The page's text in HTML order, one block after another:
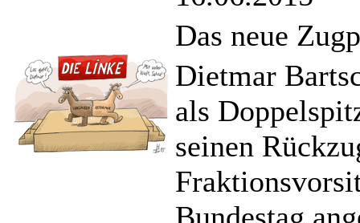
Das neue
Dietmar
als
seinen